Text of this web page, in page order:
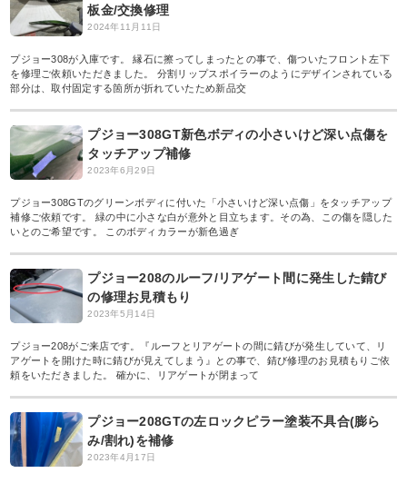
板金/交換修理
2024年11月11日
プジョー308が入庫です。 縁石に擦ってしまったとの事で、傷ついたフロント左下
を修理ご依頼いただきました。 分割リップスポイラーのようにデザインされている
部分は、取付固定する箇所が折れていたため新品交
プジョー308GT新色ボディの小さいけど深い点傷を
タッチアップ補修
2023年6月29日
プジョー308GTのグリーンボディに付いた「小さいけど深い点傷」をタッチアップ
補修ご依頼です。 緑の中に小さな白が意外と目立ちます。その為、この傷を隠した
いとのご希望です。 このボディカラーが新色過ぎ
プジョー208のルーフ/リアゲート間に発生した錆び
の修理お見積もり
2023年5月14日
プジョー208がご来店です。『ルーフとリアゲートの間に錆びが発生していて、リ
アゲートを開けた時に錆びが見えてしまう』との事で、錆び修理のお見積もりご依
頼をいただきました。 確かに、リアゲートが閉まって
プジョー208GTの左ロックピラー塗装不具合(膨ら
み/割れ)を補修
2023年4月17日